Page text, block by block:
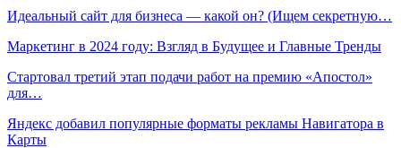
Идеальный сайт для бизнеса — какой он? (Ищем секретную…
Маркетинг в 2024 году: Взгляд в Будущее и Главные Тренды
Стартовал третий этап подачи работ на премию «Апостол»
для…
Яндекс добавил популярные форматы рекламы Навигатора в
Карты